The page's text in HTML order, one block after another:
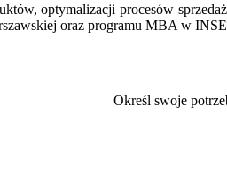
optymalizacji procesów
oraz programu MBA w
Określ swoje